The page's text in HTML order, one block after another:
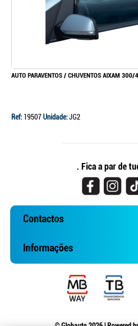
AUTO PARAVENTOS / CHUVENTOS AIXAM
Ref: 19507Unidade:JG2
. Fica a par de
Contactos
Informações